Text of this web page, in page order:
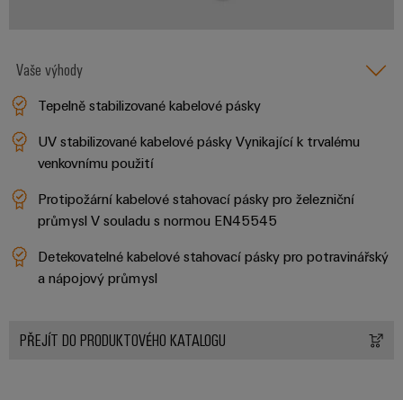
Sestavené
nosné
Upravené
a
vybavené
Zákaznický
Vaše výhody
Tepelně stabilizované kabelové pásky
UV stabilizované kabelové pásky Vynikající k trvalému
venkovnímu použití
Protipožární kabelové stahovací pásky pro železniční
průmysl V souladu s normou EN45545
Detekovatelné kabelové stahovací pásky pro potravinářský
a nápojový průmysl
PŘEJÍT DO PRODUKTOVÉHO KATALOGU